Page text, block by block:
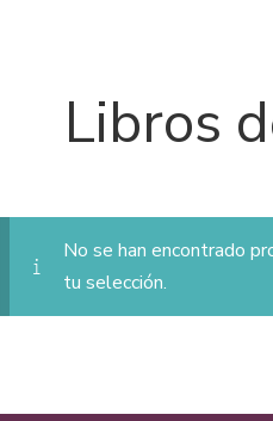
Libros
No se han encontrado
tu selección.